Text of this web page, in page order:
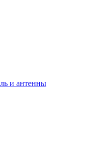
и антенны